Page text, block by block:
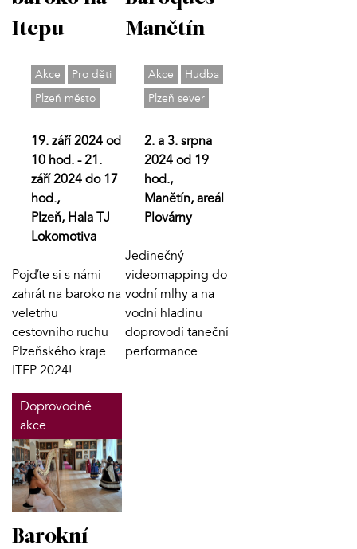
Itepu
Akce
Pro děti
Plzeň město
19. září 2024 od
10 hod. - 21.
září 2024 do 17
hod.,
Plzeň, Hala TJ
Lokomotiva
Pojďte si s námi
zahrát na baroko na
veletrhu
cestovního ruchu
Plzeňského kraje
ITEP 2024!
Manětín
Akce
Hudba
Plzeň sever
2. a 3. srpna
2024 od 19
hod.,
Manětín, areál
Plovárny
Jedinečný
videomapping do
vodní mlhy a na
vodní hladinu
doprovodí taneční
performance.
Doprovodné
akce
Barokní